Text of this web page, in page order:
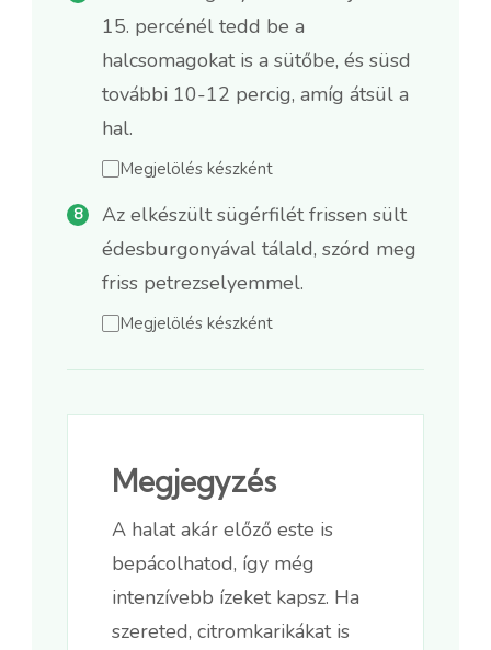
15. percénél tedd be a
halcsomagokat is a sütőbe, és süsd
további 10-12 percig, amíg átsül a
hal.
Megjelölés készként
Az elkészült sügérfilét frissen sült
édesburgonyával tálald, szórd meg
friss petrezselyemmel.
Megjelölés készként
Megjegyzés
A halat akár előző este is
bepácolhatod, így még
intenzívebb ízeket kapsz. Ha
szereted, citromkarikákat is